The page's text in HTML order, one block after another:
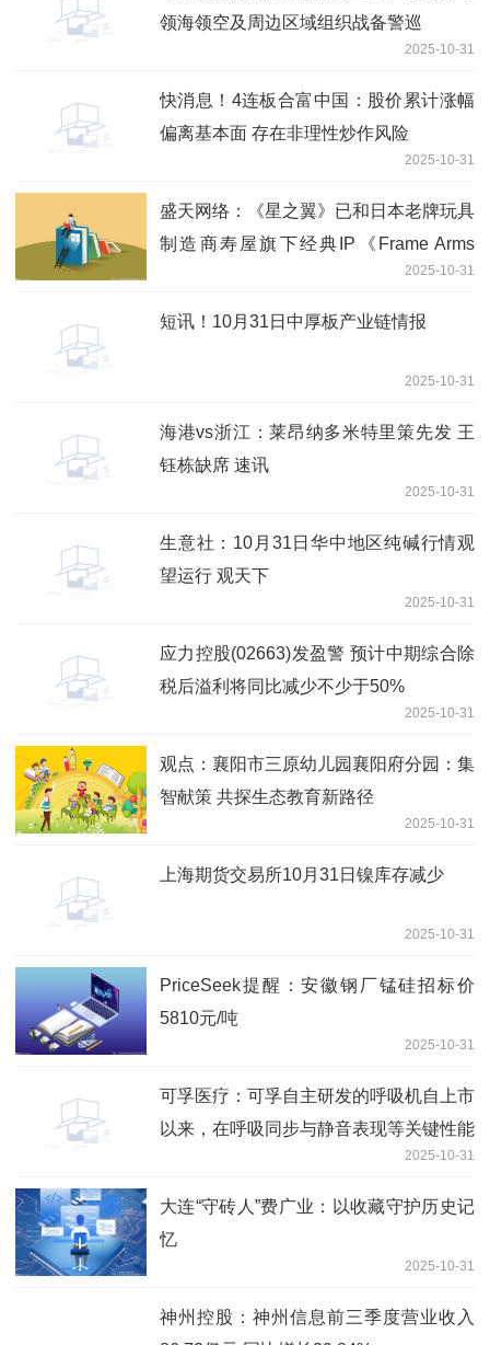
领海领空及周边区域组织战备警巡
2025-10-31
快消息！4连板合富中国：股价累计涨幅
偏离基本面 存在非理性炒作风险
2025-10-31
盛天网络：《星之翼》已和日本老牌玩具
制造商寿屋旗下经典IP《Frame Arms
Girl》（机甲少女）以及知名模玩品牌
《大漫匠AniMester | 核金重构》系列展
2025-10-31
短讯！10月31日中厚板产业链情报
2025-10-31
海港vs浙江：莱昂纳多米特里策先发 王
钰栋缺席 速讯
2025-10-31
生意社：10月31日华中地区纯碱行情观
望运行 观天下
2025-10-31
应力控股(02663)发盈警 预计中期综合除
税后溢利将同比减少不少于50%
2025-10-31
观点：襄阳市三原幼儿园襄阳府分园：集
智献策 共探生态教育新路径
2025-10-31
上海期货交易所10月31日镍库存减少
2025-10-31
PriceSeek提醒：安徽钢厂锰硅招标价
5810元/吨
2025-10-31
可孚医疗：可孚自主研发的呼吸机自上市
以来，在呼吸同步与静音表现等关键性能
2025-10-31
大连“守砖人”费广业：以收藏守护历史记
忆
2025-10-31
神州控股：神州信息前三季度营业收入